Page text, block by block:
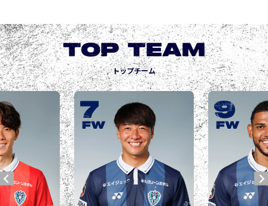
TOP TEAM
トップチーム
9
FW
城後 寿
JOGO Hisashi
10
FW